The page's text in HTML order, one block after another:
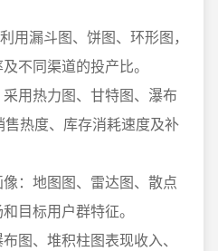
用漏斗图、饼图、环形图，
不同渠道的投产比。
用热力图、甘特图、瀑布
热度、库存消耗速度及补
：地图图、雷达图、散点
目标用户群特征。
图、堆积柱图表现收入、